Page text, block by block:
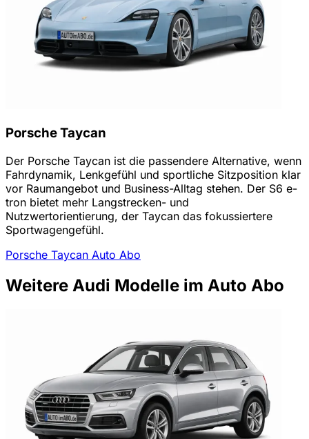
Porsche Taycan
Der Porsche Taycan ist die passendere Alternative, wenn
Fahrdynamik, Lenkgefühl und sportliche Sitzposition klar
vor Raumangebot und Business-Alltag stehen. Der S6 e-
tron bietet mehr Langstrecken- und
Nutzwertorientierung, der Taycan das fokussiertere
Sportwagengefühl.
Porsche Taycan Auto Abo
Weitere Audi Modelle im Auto Abo